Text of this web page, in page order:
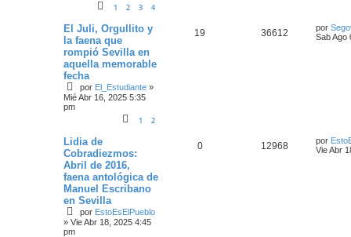
1 2 3 4
El Juli, Orgullito y
la faena que
rompió Sevilla en
aquella memorable
fecha
por El_Estudiante »
Mié Abr 16, 2025 5:35
pm
1 2
19 36612 por
Sab Ago
Lidia de
Cobradiezmos:
Abril de 2016,
faena antológica de
Manuel Escribano
en Sevilla
por EstoEsElPueblo
» Vie Abr 18, 2025 4:45
pm
0 12968 por
Vie Abr